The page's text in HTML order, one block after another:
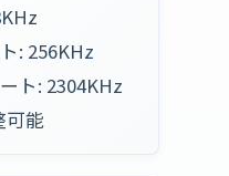
: 256KHz
ト: 2304KHz
可能